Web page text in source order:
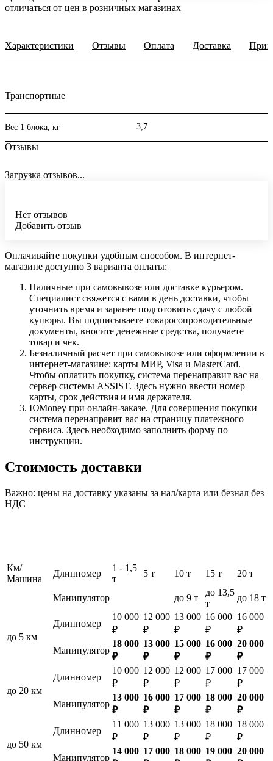
отличаться от цен в розничных магазинах
Характеристики Отзывы Оплата Доставка
Транспортные
Вес 1 блока, кг 3,7
Отзывы
Загрузка отзывов...
Нет отзывов
Добавить отзыв
Оплачивайте покупки удобным способом. В интернет-
магазине доступно 3 варианта оплаты:
Наличные при самовывозе или доставке курьером.
Специалист свяжется с вами в день доставки, чтобы
уточнить время и заранее подготовить сдачу с любой
купюры. Вы подписываете товаросопроводительные
документы, вносите денежные средства, получаете
товар и чек.
Безналичный расчет при самовывозе или оформлении в
интернет-магазине: карты МИР, Visa и MasterCard.
Чтобы оплатить покупку, система перенаправит вас на
сервер системы ASSIST. Здесь нужно ввести номер
карты, срок действия и имя держателя.
ЮMoney при онлайн-заказе. Для совершения покупки
система перенаправит вас на страницу платежного
сервиса. Здесь необходимо заполнить форму по
инструкции.
Стоимость доставки
Важно: цены на доставку указаны за нал/карта или безнал без
НДС
Км/
Машина
Длинномер
1 - 1,5
т
5 т 10 т 15 т 20 т
Манипулятор до 9 т
до 13,5
т
до 18 т
до 5 км
Длинномер
10 000
₽
12 000
₽
13 000
₽
16 000
₽
16 000
₽
Манипулятор
18 000
₽
13 000
₽
15 000
₽
16 000
₽
20 000
₽
до 20 км
Длинномер
10 000
₽
12 000
₽
12 000
₽
17 000
₽
17 000
₽
Манипулятор
13 000
₽
16 000
₽
17 000
₽
18 000
₽
20 000
₽
до 50 км
Длинномер
11 000
₽
13 000
₽
13 000
₽
18 000
₽
18 000
₽
Манипулятор
14 000 17 000 18 000 19 000 20 000